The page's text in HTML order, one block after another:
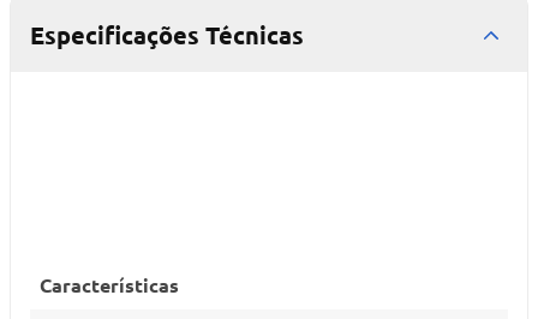
Especificações Técnicas
Características